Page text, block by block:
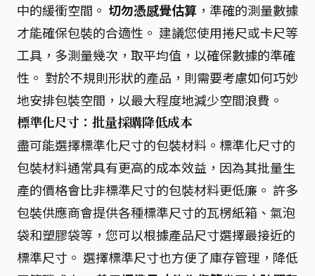
中的緩衝空間。 切勿憑感覺估算 ，準確的測量數據
才能確保包裝的合適性。 建議您使用捲尺或卡尺等
工具，多測量幾次，取平均值，以確保數據的準確
性。 對於不規則形狀的產品，則需要考慮如何巧妙
地安排包裝空間，以最大程度地減少空間浪費。
標準化尺寸：批量採購降低成本
盡可能選擇標準化尺寸的包裝材料。標準化尺寸的
包裝材料通常具有更高的成本效益，因為其批量生
產的價格會比非標準尺寸的包裝材料更低廉。 許多
包裝供應商會提供各種標準尺寸的瓦楞紙箱、氣泡
袋和塑膠袋等，您可以根據產品尺寸選擇最接近的
標準尺寸。 選擇標準尺寸也方便了庫存管理，降低